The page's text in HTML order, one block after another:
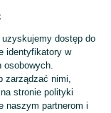
dostęp do
identyfikatory w
osobowych.
zarządzać nimi,
stronie polityki
naszym partnerom i